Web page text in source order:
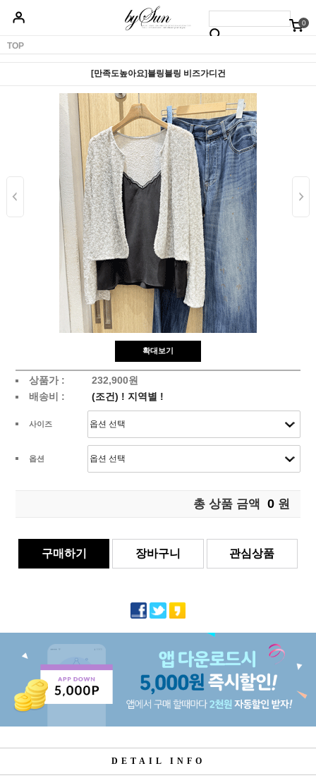
0
베스트50
TOP
[만족도높아요]블링블링 비즈가디건
확대보기
상품가 :
232,900원
배송비 :
(조건) ! 지역별 !
사이즈
옵션
총 상품 금액 0 원
구매하기 장바구니 관심상품
DETAIL INFO